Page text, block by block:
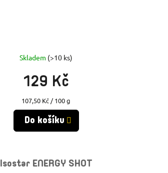
Skladem (>10 ks)
129 Kč
Měrná
cena:
107,50 Kč / 100 g
Do košíku
Isostar ENERGY SHOT